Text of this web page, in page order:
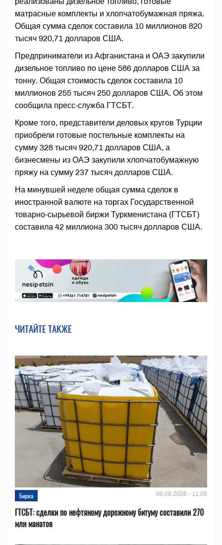
матрасные комплекты и хлопчатобумажная пряжа.
Общая сумма сделок составила 10 миллионов 820
тысяч 920,71 долларов США.
Предприниматели из Афганистана и ОАЭ закупили
дизельное топливо по цене 586 долларов США за
тонну. Общая стоимость сделок составила 10
миллионов 255 тысяч 250 долларов США. Об этом
сообщила пресс-служба ГТСБТ.
Кроме того, представители деловых кругов Турции
приобрели готовые постельные комплекты на
сумму 328 тысяч 920,71 долларов США, а
бизнесмены из ОАЭ закупили хлопчатобумажную
пряжу на сумму 237 тысяч долларов США.
На минувшей неделе общая сумма сделок в
иностранной валюте на торгах Государственной
товарно-сырьевой биржи Туркменистана (ГТСБТ)
составила 42 миллиона 300 тысяч долларов США.
ЧИТАЙТЕ ТАКЖЕ
Биржа 06.08.2026 - 11:06
ГТСБТ: сделки по нефтяному дорожному битуму составили 270
млн манатов